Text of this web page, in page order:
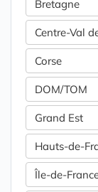
Bretagne
Centre-Val
Corse
DOM/TOM
Grand Est
Hauts-de-
Île-de-